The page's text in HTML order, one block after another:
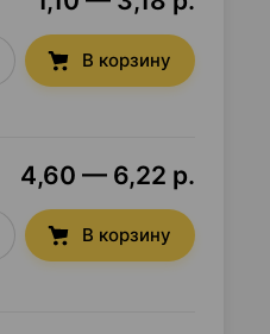
В корзину
4,60 — 6,22 р.
В корзину